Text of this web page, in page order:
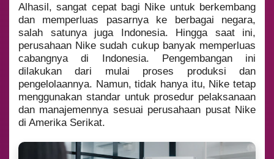
Alhasil, sangat cepat bagi Nike untuk berkembang
dan memperluas pasarnya ke berbagai negara,
salah satunya juga Indonesia. Hingga saat ini,
perusahaan Nike sudah cukup banyak memperluas
cabangnya di Indonesia. Pengembangan ini
dilakukan dari mulai proses produksi dan
pengelolaannya. Namun, tidak hanya itu, Nike tetap
menggunakan standar untuk prosedur pelaksanaan
dan manajemennya sesuai perusahaan pusat Nike
di Amerika Serikat.